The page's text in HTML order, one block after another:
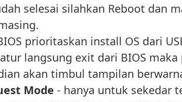
selesai silahkan Reboot dan
prioritaskan install OS dari
langsung exit dari BIOS
akan timbul tampilan
Mode - hanya untuk sekedar